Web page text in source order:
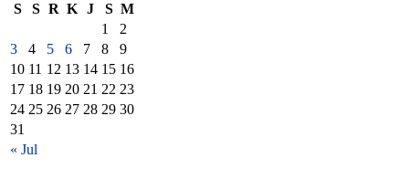
S
S R K J S M
« Jul
1
2
3
4 5 6 7 8
9
10 11 12 13 14 15 16
17 18 19 20 21 22 23
24 25 26 27 28 29 30
31